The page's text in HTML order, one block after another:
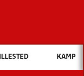
vil du søge efter?
OG NYHEDER
KAMP